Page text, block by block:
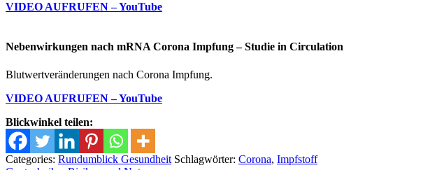
VIDEO AUFRUFEN – YouTube
Nebenwirkungen nach mRNA Corona Impfung – Studie in Circulation
Blutwertveränderungen nach Corona Impfung.
VIDEO AUFRUFEN – YouTube
Blickwinkel teilen:
Categories: Rundumblick Gesundheit Schlagwörter: Corona, Impfstoff